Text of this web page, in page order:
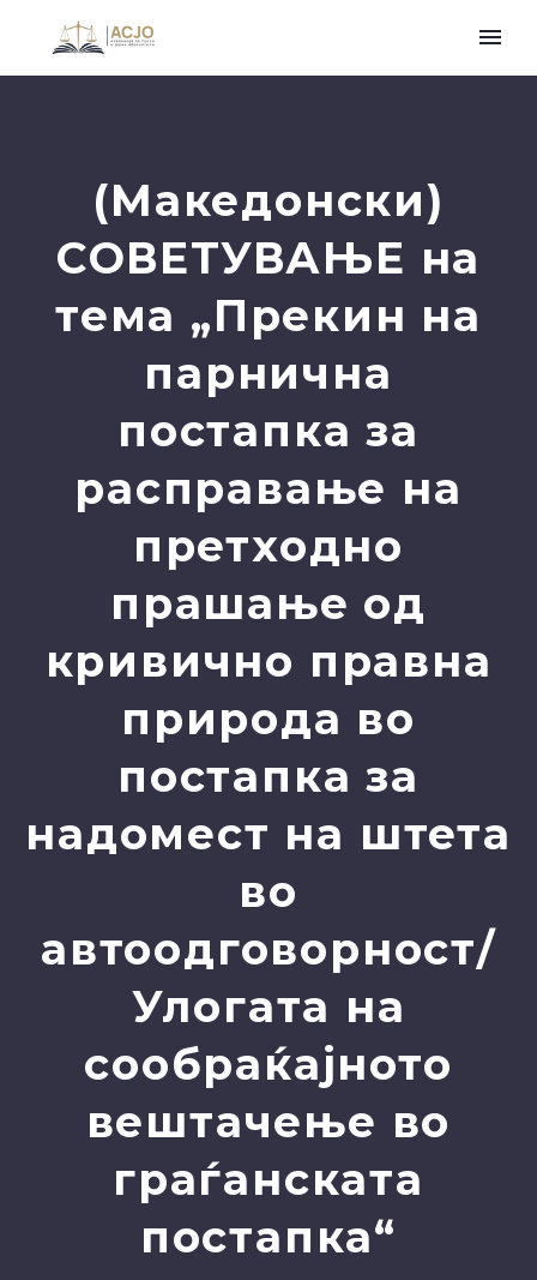
(Македонски)
СОВЕТУВАЊЕ на
тема „Прекин на
парнична
постапка за
расправање на
претходно
прашање од
кривично правна
природа во
постапка за
надомест на штета
во
автоодговорност/
Улогата на
сообраќајното
вештачење во
граѓанската
постапка“